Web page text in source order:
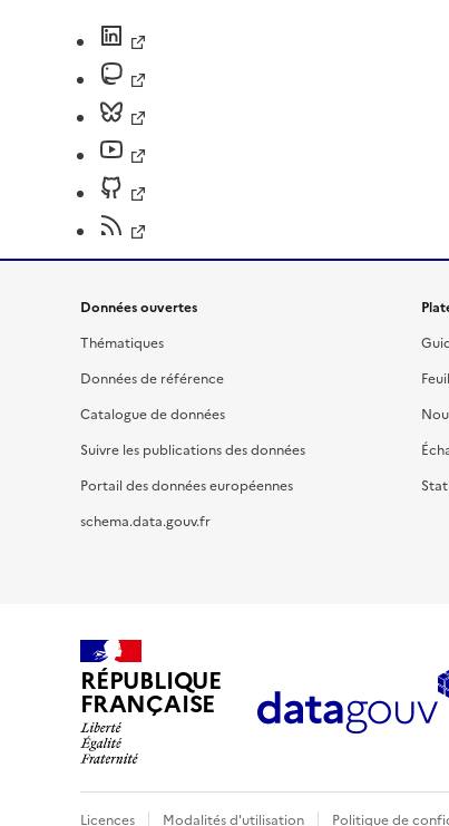
Données ouvertes
Thématiques
Données de référence
Catalogue de données
Suivre les publications des données
Portail des données européennes
schema.data.gouv.fr
RÉPUBLIQUE
FRANÇAISE
Licences Modalités d'utilisation Politique de